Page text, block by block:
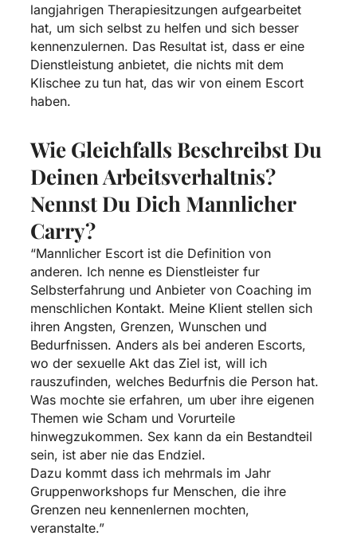
langjahrigen Therapiesitzungen aufgearbeitet
hat, um sich selbst zu helfen und sich besser
kennenzulernen. Das Resultat ist, dass er eine
Dienstleistung anbietet, die nichts mit dem
Klischee zu tun hat, das wir von einem Escort
haben.
Wie Gleichfalls Beschreibst Du
Deinen Arbeitsverhaltnis?
Nennst Du Dich Mannlicher
Carry?
“Mannlicher Escort ist die Definition von
anderen. Ich nenne es Dienstleister fur
Selbsterfahrung und Anbieter von Coaching im
menschlichen Kontakt. Meine Klient stellen sich
ihren Angsten, Grenzen, Wunschen und
Bedurfnissen. Anders als bei anderen Escorts,
wo der sexuelle Akt das Ziel ist, will ich
rauszufinden, welches Bedurfnis die Person hat.
Was mochte sie erfahren, um uber ihre eigenen
Themen wie Scham und Vorurteile
hinwegzukommen. Sex kann da ein Bestandteil
sein, ist aber nie das Endziel.
Dazu kommt dass ich mehrmals im Jahr
Gruppenworkshops fur Menschen, die ihre
Grenzen neu kennenlernen mochten,
veranstalte.”